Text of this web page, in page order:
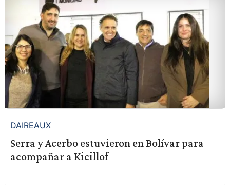
DAIREAUX
Serra y Acerbo estuvieron en Bolívar para
acompañar a Kicillof